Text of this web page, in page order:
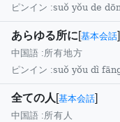
ピンイン :suǒ yǒu de
あらゆる所に[基本会話]
中国語 :所有地方
ピンイン :suǒ yǒu dì
全ての人 [基本会話]
中国語 :所有人